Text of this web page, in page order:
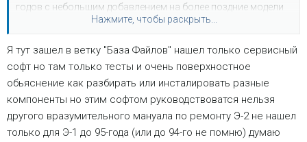
годов с небольшим добавлением на более поздние модели
до 2001 г. А так - алдата и митчелл, весьма полезно, аж до
правда объемы внушительные до 10 гигов на доместик.
Нажмите, чтобы раскрыть...
Я тут зашел в ветку "База Файлов" нашел только сервисный
софт но там только тесты и очень поверхностное
обьяснение как разбирать или инсталировать разные
компоненты но этим софтом руководствоватся нельзя
другого вразумительного мануала по ремонту Э-2 не нашел
только для Э-1 до 95-года (или до 94-го не помню) думаю